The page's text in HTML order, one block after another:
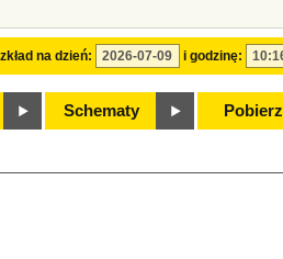
na dzień: i godzinę:
Schematy Pobierz